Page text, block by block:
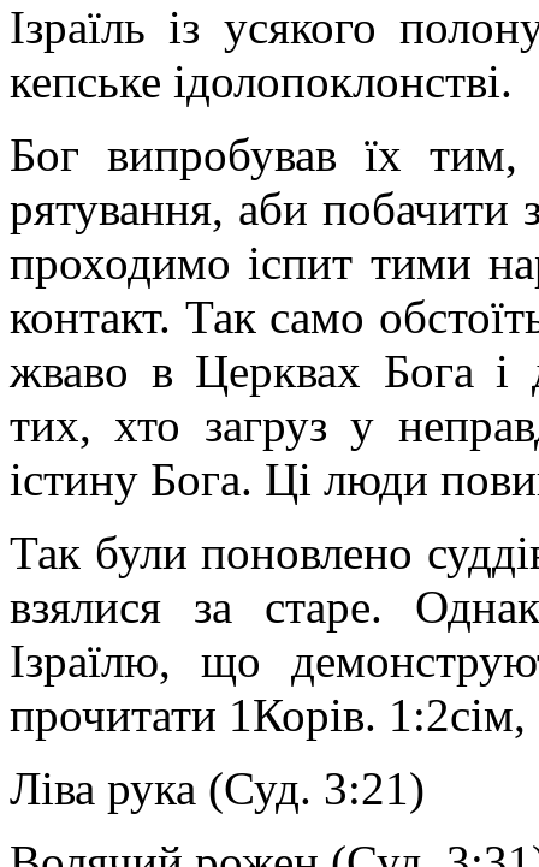
Ізраїль із усякого
кепське ідолопоклонстві.
Бог випробував їх
рятування, аби побачити
проходимо іспит тими
контакт. Так само
жваво в Церквах Бога і
тих, хто загруз у
істину Бога. Ці люди
Так були поновлено
взялися за старе.
Ізраїлю, що
прочитати 1Корів.
Ліва рука (Суд. 3:21)